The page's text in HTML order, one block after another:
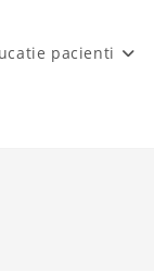
pacienti